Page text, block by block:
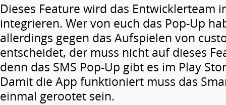
Dieses Feature wird das Entwicklerteam
integrieren. Wer von euch das Pop-Up
allerdings gegen das Aufspielen von
entscheidet, der muss nicht auf dieses
denn das SMS Pop-Up gibt es im Play
Damit die App funktioniert muss das
einmal gerootet sein.